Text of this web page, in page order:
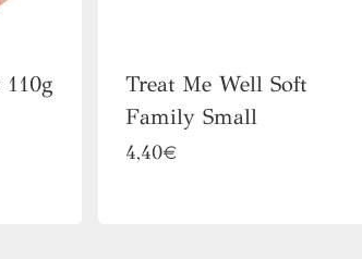
110g
Treat Me Well Soft
Family Small
4,40€